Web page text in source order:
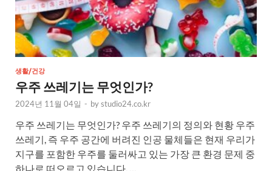
생활/건강
우주 쓰레기는 무엇인가?
2024년 11월 04일 - bystudio24.co.kr
우주 쓰레기는 무엇인가? 우주 쓰레기의 정의와 현황 우주
쓰레기, 즉 우주 공간에 버려진 인공 물체들은 현재 우리가
지구를 포함한 우주를 둘러싸고 있는 가장 큰 환경 문제 중
하나로 떠오르고 있습니다. …